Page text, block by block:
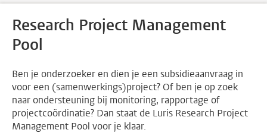
Research Project Management
Pool
Ben je onderzoeker en dien je een subsidieaanvraag in
voor een (samenwerkings)project? Of ben je op zoek
naar ondersteuning bij monitoring, rapportage of
projectcoördinatie? Dan staat de Luris Research Project
Management Pool voor je klaar.